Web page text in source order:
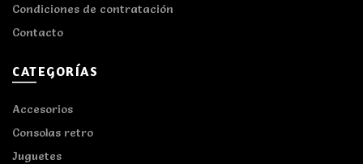
Condiciones de contratación
Contacto
CATEGORÍAS
Accesorios
Consolas retro
Juguetes